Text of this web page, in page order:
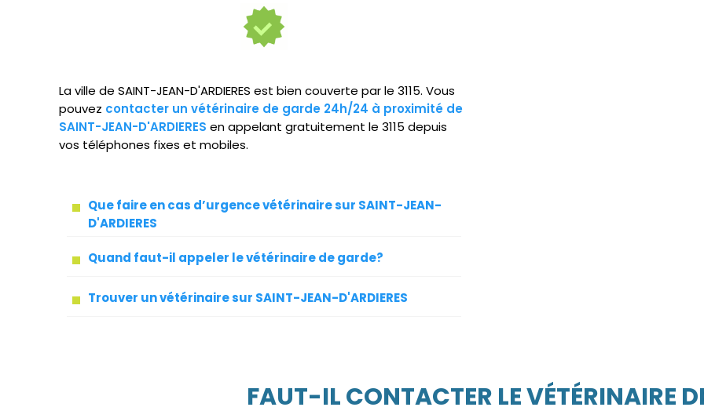
La ville de SAINT-JEAN-D'ARDIERES est bien couverte par le 3115. Vous
pouvez contacter un vétérinaire de garde 24h/24 à proximité de
SAINT-JEAN-D'ARDIERES en appelant gratuitement le 3115 depuis
vos téléphones fixes et mobiles.
Que faire en cas d’urgence vétérinaire sur SAINT-JEAN-
D'ARDIERES
Quand faut-il appeler le vétérinaire de garde?
Trouver un vétérinaire sur SAINT-JEAN-D'ARDIERES
FAUT-IL CONTACTER LE VÉTÉRINAIRE